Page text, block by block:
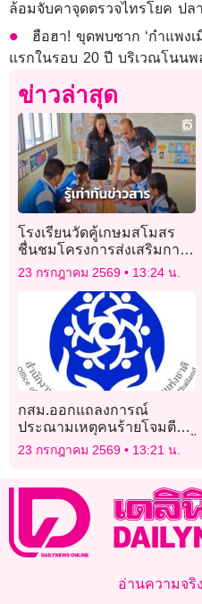
ล้อมจับคาจุดตรวจไทรโยค ปล
ฮือฮา! ขุดพบซาก ‘กำแพง
แรกในรอบ 20 ปี บริเวณโนนพ
ข่าวล่าสุด
โรงเรียนวัดคู้เกษมสโมสร
ชื่นชมโครงการส่งเสริมการ
อ่านเดลินิวส์ ช่วยเปิดโลก
ทัศน์-สร้างทักษะรู้เท่าทัน
ข่าวสาร
23 กรกฎาคม 2569 13:24 น.
กสม.ออกแถลงการณ์
ประณามเหตุคนร้ายโจมตีจุด
ตรวจบูเก๊ะซามี จ.นราธิวาส จี้
เจ้าหน้าที่รัฐเร่งนำตัวผู้
23 กรกฎาคม 2569 13:21 น.
อ่านความจริ